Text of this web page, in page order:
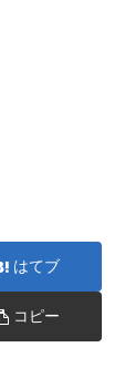
はてブ
コピー